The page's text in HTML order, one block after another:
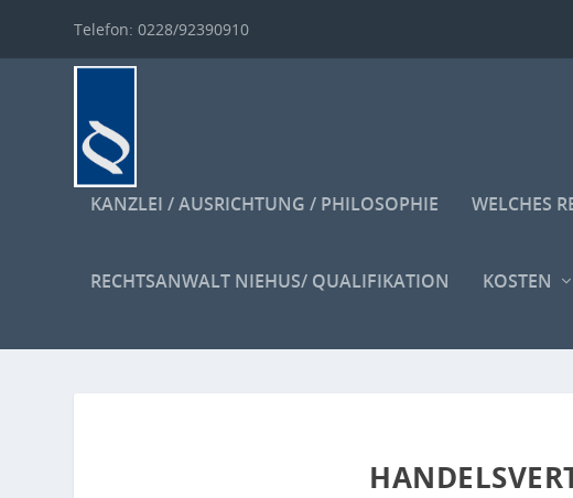
Telefon: 0228/92390910
KANZLEI / AUSRICHTUNG / PHILOSOPHIE WELCHES
RECHTSANWALT NIEHUS/ QUALIFIKATION KOSTEN